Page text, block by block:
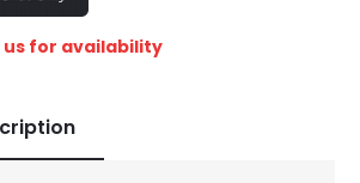
us for availability